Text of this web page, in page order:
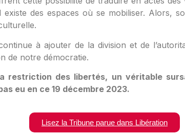
des espaces où se mobiliser. Alors,
à ajouter de la division et de
de notre démocratie.
restriction des libertés, un véritable
eu en ce 19 décembre 2023.
Lisez la Tribune parue dans Libération